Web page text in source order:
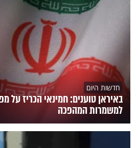
חדשות היום
באיראן טוענים: חמינאי הכריז על
למשמרות המהפכה